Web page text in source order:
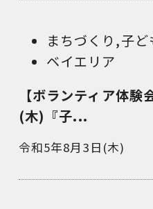
まちづくり ,子ど
ベイエリア
【ボランティア体
(木)『子...
令和5年8月3日(木)